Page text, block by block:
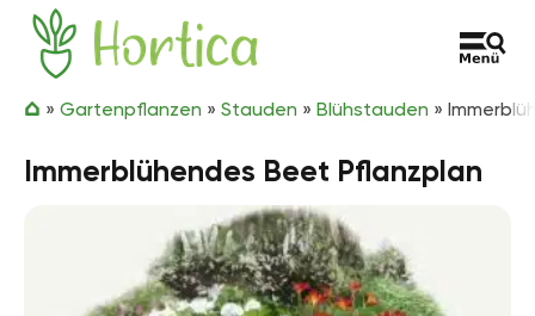
Zum Inhalt springen
Hortica
» Gartenpflanzen » Stauden » Blühstauden »
Immerblühendes Beet Pflanzplan